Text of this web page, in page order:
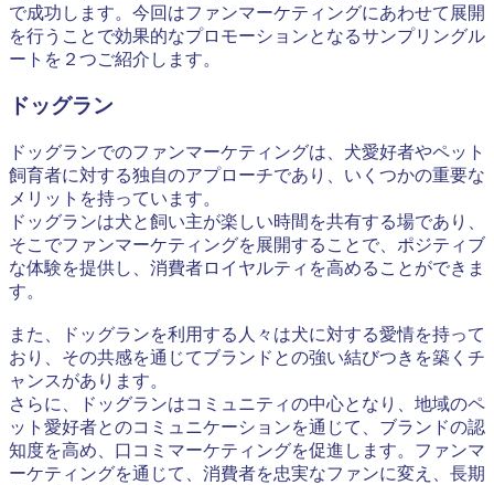
で成功します。今回はファンマーケティングにあわせて展開
を行うことで効果的なプロモーションとなるサンプリングル
ートを２つご紹介します。
ドッグラン
ドッグランでのファンマーケティングは、犬愛好者やペット
飼育者に対する独自のアプローチであり、いくつかの重要な
メリットを持っています。
ドッグランは犬と飼い主が楽しい時間を共有する場であり、
そこでファンマーケティングを展開することで、ポジティブ
な体験を提供し、消費者ロイヤルティを高めることができま
す。
また、ドッグランを利用する人々は犬に対する愛情を持って
おり、その共感を通じてブランドとの強い結びつきを築くチ
ャンスがあります。
さらに、ドッグランはコミュニティの中心となり、地域のペ
ット愛好者とのコミュニケーションを通じて、ブランドの認
知度を高め、口コミマーケティングを促進します。ファンマ
ーケティングを通じて、消費者を忠実なファンに変え、長期